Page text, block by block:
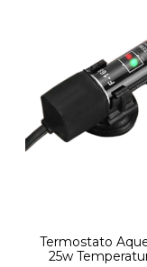
Termostato
25w